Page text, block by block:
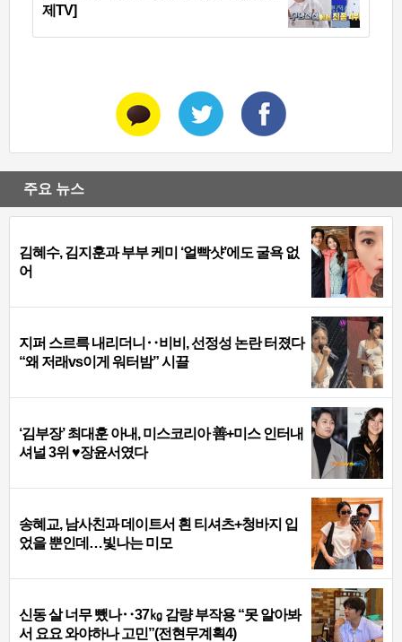
제TV]
주요 뉴스
김혜수, 김지훈과 부부 케미 ‘얼빡샷’에도 굴욕 없
어
지퍼 스르륵 내리더니‥비비, 선정성 논란 터졌다
“왜 저래vs이게 워터밤” 시끌
‘김부장’ 최대훈 아내, 미스코리아 善+미스 인터내
셔널 3위 ♥장윤서였다
송혜교, 남사친과 데이트서 흰 티셔츠+청바지 입
었을 뿐인데…빛나는 미모
신동 살 너무 뺐나‥37㎏ 감량 부작용 “못 알아봐
서 요요 와야하나 고민”(전현무계획4)